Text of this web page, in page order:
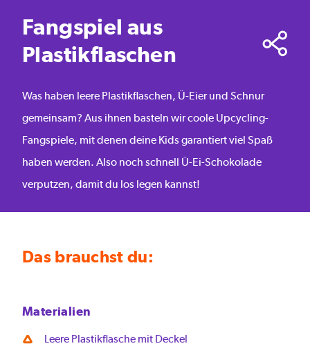
Fangspiel aus
Plastikflaschen
Was haben leere Plastikflaschen, Ü-Eier und Schnur
gemeinsam? Aus ihnen basteln wir coole Upcycling-
Fangspiele, mit denen deine Kids garantiert viel Spaß
haben werden. Also noch schnell Ü-Ei-Schokolade
verputzen, damit du los legen kannst!
Das brauchst du:
Materialien
Leere Plastikflasche mit Deckel